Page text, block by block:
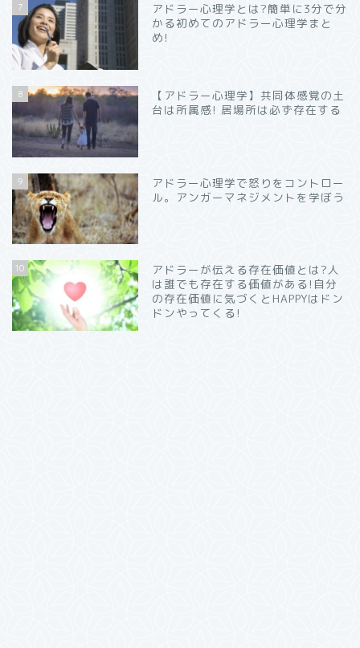
7
アドラー心理学とは?簡単に3分で分
かる初めてのアドラー心理学まと
め!
8
【アドラー心理学】共同体感覚の土
台は所属感! 居場所は必ず存在する
9
アドラー心理学で怒りをコントロー
ル。アンガーマネジメントを学ぼう
10
アドラーが伝える存在価値とは?人
は誰でも存在する価値がある!自分
の存在価値に気づくとHAPPYはドン
ドンやってくる!